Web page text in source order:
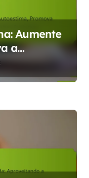
Aumente
a
as